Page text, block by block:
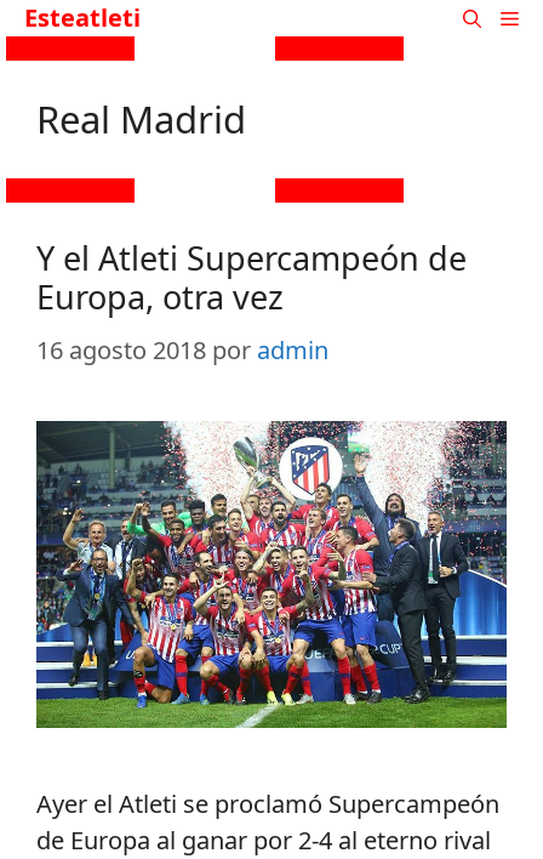
Esteatleti
Real Madrid
Y el Atleti Supercampeón de
Europa, otra vez
16 agosto 2018 por admin
Ayer el Atleti se proclamó Supercampeón
de Europa al ganar por 2-4 al eterno rival